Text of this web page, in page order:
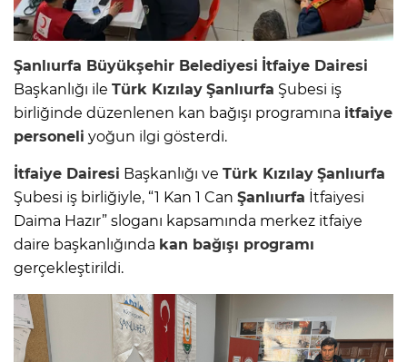
Şanlıurfa Büyükşehir Belediyesi İtfaiye Dairesi
Başkanlığı ile Türk Kızılay Şanlıurfa Şubesi iş
birliğinde düzenlenen kan bağışı programına itfaiye
personeli yoğun ilgi gösterdi.
İtfaiye Dairesi Başkanlığı ve Türk Kızılay Şanlıurfa
Şubesi iş birliğiyle, “1 Kan 1 Can Şanlıurfa İtfaiyesi
Daima Hazır” sloganı kapsamında merkez itfaiye
daire başkanlığında kan bağışı programı
gerçekleştirildi.